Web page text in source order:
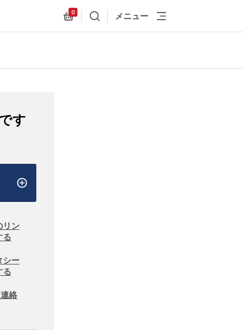
Allnex.GeneralResources.Cart
0
検索 メニュー
す
リン
る
シー
る
絡